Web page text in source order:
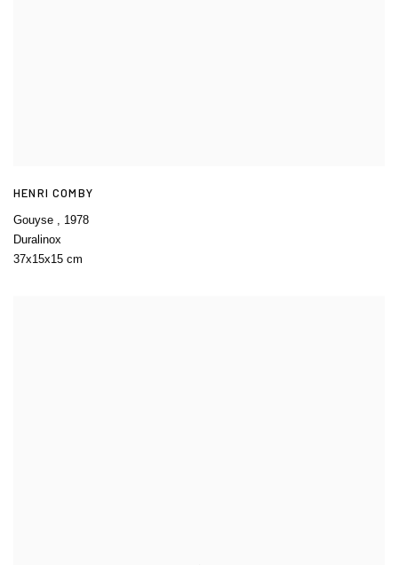
HENRI COMBY
Gouyse , 1978
Duralinox
37x15x15 cm